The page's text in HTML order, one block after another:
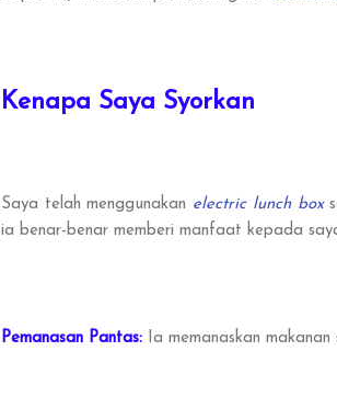
Kenapa Saya Syorkan
Saya telah menggunakan electric lunch box
ia benar-benar memberi manfaat kepada
Pemanasan Pantas: Ia memanaskan